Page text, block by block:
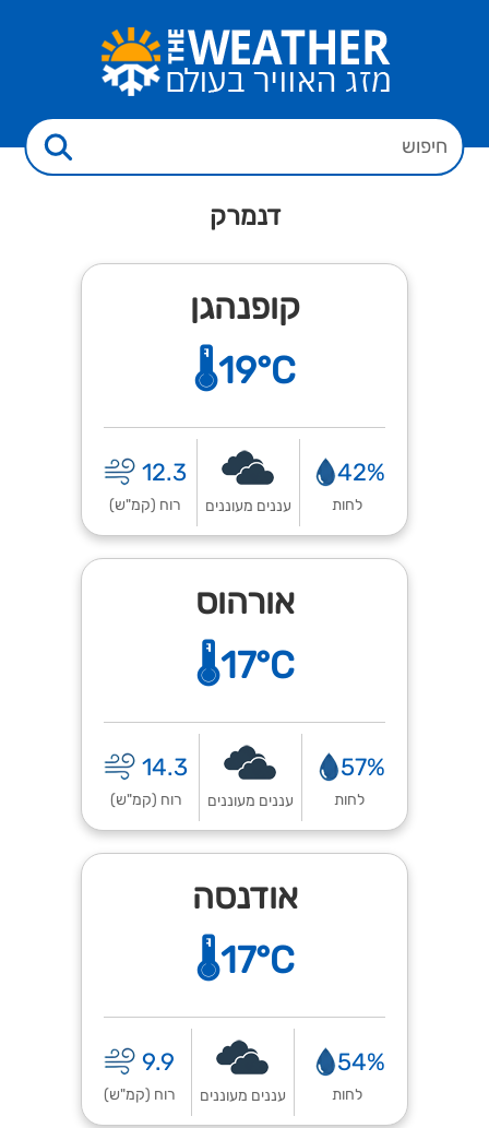
דנמרק
קופנהגן
🌡️19°C
42%
לחות עננים מעוננים
12.3
רוח (קמ"ש)
אורהוס
🌡️17°C
57%
לחות עננים מעוננים
14.3
רוח (קמ"ש)
אודנסה
🌡️17°C
54%
לחות עננים מעוננים
9.9
רוח (קמ"ש)